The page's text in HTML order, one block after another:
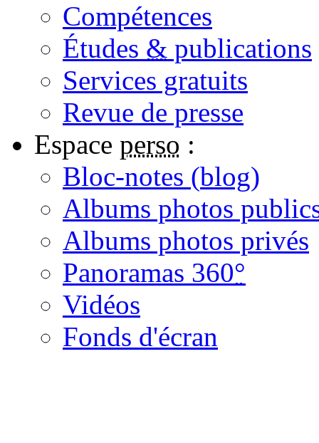
Compétences
Études & publications
Services gratuits
Revue de presse
Espace perso :
Bloc-notes (blog)
Albums photos
Albums photos privés
Panoramas 360°
Vidéos
Fonds d'écran